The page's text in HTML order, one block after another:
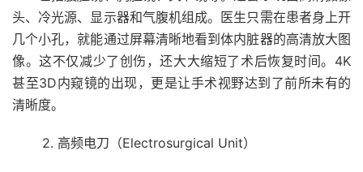
头、冷光源、显示器和气腹机组成。医生只需在患者身上开
几个小孔，就能通过屏幕清晰地看到体内脏器的高清放大图
像。这不仅减少了创伤，还大大缩短了术后恢复时间。4K
甚至3D内窥镜的出现，更是让手术视野达到了前所未有的
清晰度。
2. 高频电刀（Electrosurgical Unit）